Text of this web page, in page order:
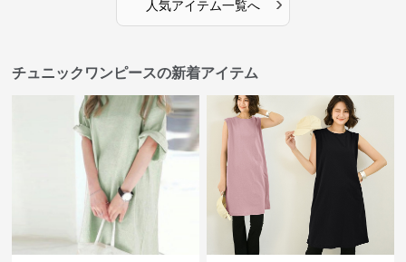
人気アイテム一覧へ
チュニックワンピースの新着アイテム